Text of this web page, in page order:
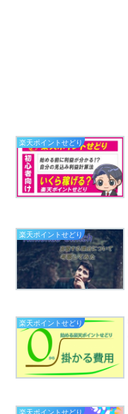
楽天ポイントせどり
楽天ポイントせどり
楽天ポイントせどり
楽天ポイントせどり